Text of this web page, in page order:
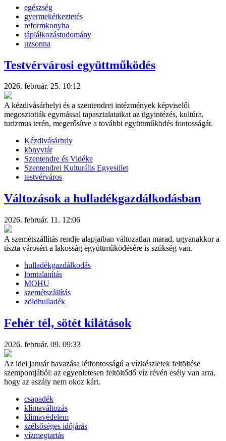
egészség
gyermekétkeztetés
reformkonyha
táplálkozástudomány
uzsonna
Testvérvárosi együttműködés
2026. február. 25. 10:12
A kézdivásárhelyi és a szentendrei intézmények képviselői
megosztották egymással tapasztalataikat az ügyintézés, kultúra,
turizmus terén, megerősítve a további együttműködés fontosságát.
Kézdivásárhrly
könyvtár
Szentendre és Vidéke
Szentendrei Kulturális Egyesület
testvérváros
Változások a hulladékgazdálkodásban
2026. február. 11. 12:06
A szemétszállítás rendje alapjaiban változatlan marad, ugyanakkor a
tiszta városért a lakosság együttműködésére is szükség van.
hulladékgazdálkodás
lomtalanítás
MOHU
szemétszállítás
zöldhulladék
Fehér tél, sötét kilátások
2026. február. 09. 09:33
Az idei január havazása létfontosságú a vízkészletek feltöltése
szempontjából: az egyenletesen feltöltődő víz révén esély van arra,
hogy az aszály nem okoz kárt.
csapadék
klímaváltozás
klímavédelem
szélsőséges időjárás
vízmegtartás